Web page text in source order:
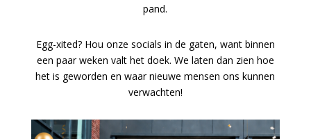
pand.
Egg-xited? Hou onze socials in de gaten, want binnen
een paar weken valt het doek. We laten dan zien hoe
het is geworden en waar nieuwe mensen ons kunnen
verwachten!